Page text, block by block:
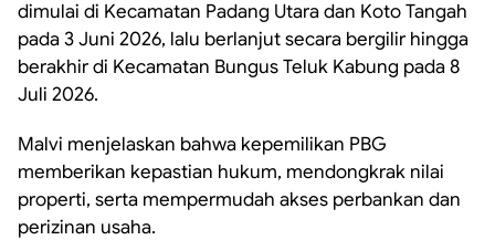
dimulai di Kecamatan Padang Utara dan Koto Tangah
pada 3 Juni 2026, lalu berlanjut secara bergilir hingga
berakhir di Kecamatan Bungus Teluk Kabung pada 8
Juli 2026.
Malvi menjelaskan bahwa kepemilikan PBG
memberikan kepastian hukum, mendongkrak nilai
properti, serta mempermudah akses perbankan dan
perizinan usaha.